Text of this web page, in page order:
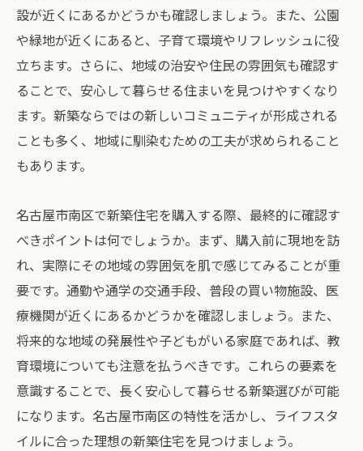
設が近くにあるかどうかも確認しましょう。また、公園
や緑地が近くにあると、子育て環境やリフレッシュに役
立ちます。さらに、地域の治安や住民の雰囲気も確認す
ることで、安心して暮らせる住まいを見つけやすくなり
ます。新築ならではの新しいコミュニティが形成される
ことも多く、地域に馴染むための工夫が求められること
もあります。
名古屋市南区で新築住宅を購入する際、最終的に確認す
べきポイントは何でしょうか。まず、購入前に現地を訪
れ、実際にその地域の雰囲気を肌で感じてみることが重
要です。通勤や通学の交通手段、普段の買い物施設、医
療機関が近くにあるかどうかを確認しましょう。また、
将来的な地域の発展性や子どもがいる家庭であれば、教
育環境についても注意を払うべきです。これらの要素を
意識することで、長く安心して暮らせる新築選びが可能
になります。名古屋市南区の特性を活かし、ライフスタ
イルに合った理想の新築住宅を見つけましょう。